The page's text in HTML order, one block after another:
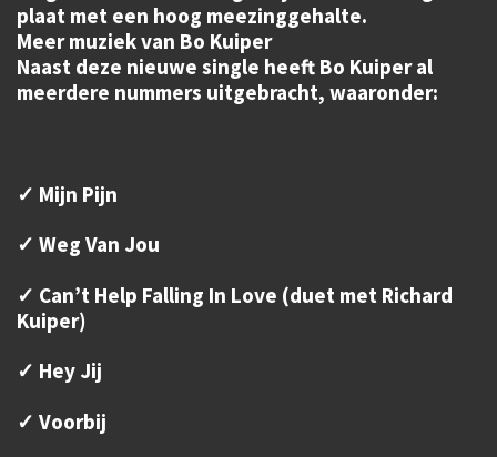
plaat met een hoog meezinggehalte.
Meer muziek van Bo Kuiper
Naast deze nieuwe single heeft Bo Kuiper al
meerdere nummers uitgebracht, waaronder:
✓ Mijn Pijn
✓ Weg Van Jou
✓ Can’t Help Falling In Love (duet met Richard
Kuiper)
✓ Hey Jij
✓ Voorbij